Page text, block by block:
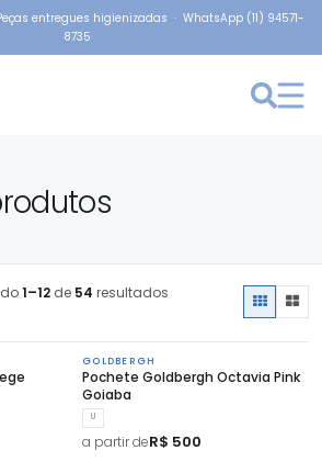
entregues higienizadas · WhatsApp (11) 94571-
8735
1–12 de 54 resultados
GOLDBERGH
Pochete Goldbergh Octavia Pink
Goiaba
U
a partir deR$ 500